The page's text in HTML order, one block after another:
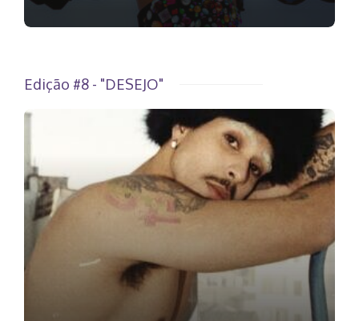
Edição #8 - "DESEJO"